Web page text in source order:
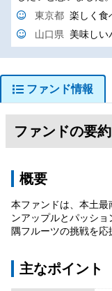
東京都 楽しく食
山口県 美味しい
ファンド情報
ファンドの要約
概要
本ファンドは、本土
ンアップルとパッシ
隅フルーツの挑戦を応
主なポイント